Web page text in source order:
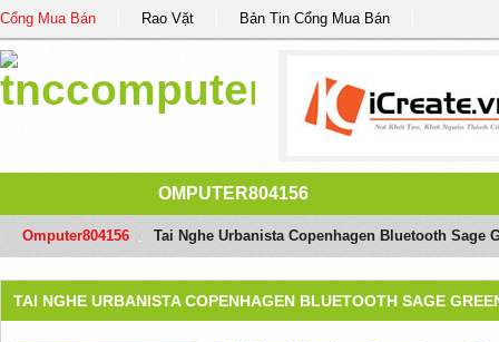
Cổng Mua Bán Rao Vặt Bản Tin Cổng Mua Bán
OMPUTER804156
Omputer804156 Tai Nghe Urbanista Copenhagen Bluetooth Sage
TAI NGHE URBANISTA COPENHAGEN BLUETOOTH SAGE